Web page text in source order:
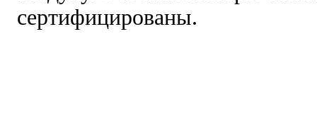
сертифицированы.